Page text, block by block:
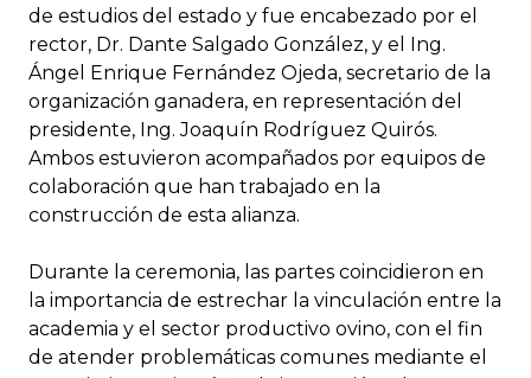
de estudios del estado y fue encabezado por el
rector, Dr. Dante Salgado González, y el Ing.
Ángel Enrique Fernández Ojeda, secretario de la
organización ganadera, en representación del
presidente, Ing. Joaquín Rodríguez Quirós.
Ambos estuvieron acompañados por equipos de
colaboración que han trabajado en la
construcción de esta alianza.
Durante la ceremonia, las partes coincidieron en
la importancia de estrechar la vinculación entre la
academia y el sector productivo ovino, con el fin
de atender problemáticas comunes mediante el